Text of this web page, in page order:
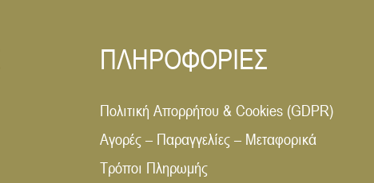
ΠΛΗΡΟΦΟΡΙΕΣ
Πολιτική Απορρήτου & Cookies (GDPR)
Αγορές – Παραγγελίες – Μεταφορικά
Τρόποι Πληρωμής